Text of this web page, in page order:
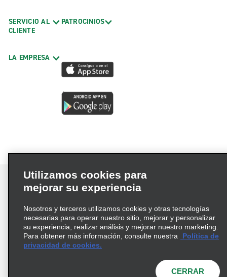
SERVICIO AL
CLIENTE
LA EMPRESA
PATROCINIOS
Términos de uso
Política de privacidad
Política de cookies
Información de Salud del Consumidor
© 2026 Enterprise Holdings, Inc. Todos los derechos
Utilizamos cookies para
mejorar su experiencia
Nosotros y terceros utilizamos cookies y otras tecnologías
necesarias para operar nuestro sitio, mejorar y personalizar
su experiencia, realizar análisis y mejorar nuestro marketing.
Para obtener más información, consulte nuestra
Política de
privacidad de cookies.
CERRAR